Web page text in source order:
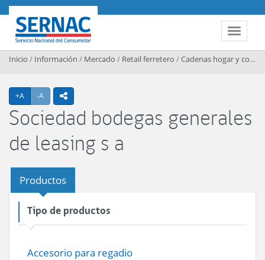
Contenido principal
Toggle
SERNAC
Inicio / Información / Mercado / Retail ferretero /Cadenas hogar y construccion
+A Agrandar texto
-A Achicar textoicono compartir
Sociedad bodegas generales
de leasing s a
Productos
Tipo de productos
Accesorio para regadio